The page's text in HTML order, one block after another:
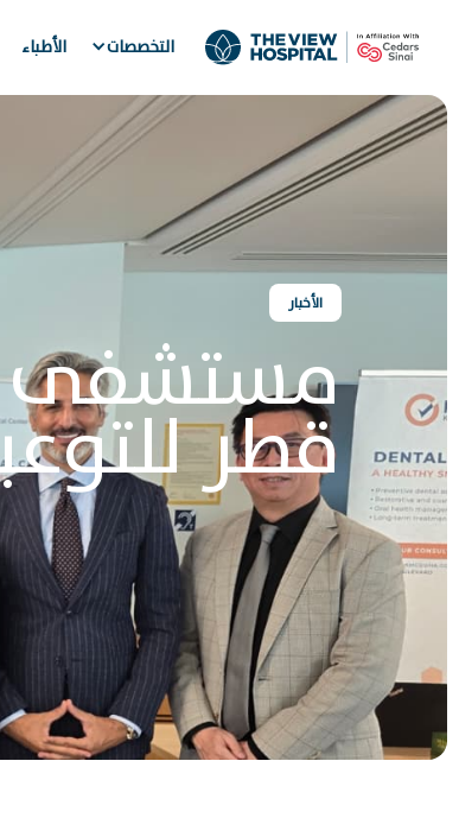
التخصصات الأطباء
الأخبار
مستشفى
قطر